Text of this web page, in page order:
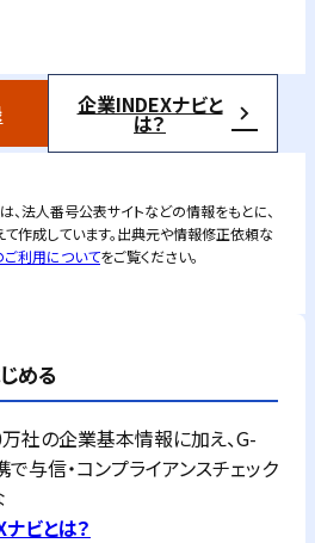
企業INDEXナビと
は？
、法人番号公表サイトなどの情報をもとに、
作成しています。出典元や情報修正依頼な
ご利用についてをご覧ください。
める
社の企業基本情報に加え、G-
与信・コンプライアンスチェック
ビとは？